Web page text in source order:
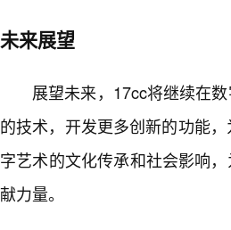
未来展望
展望未来，17cc将继续在
的技术，开发更多创新的功能
字艺术的文化传承和社会影响
献力量。